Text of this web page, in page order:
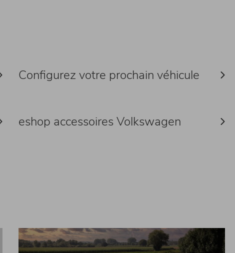
Configurez votre prochain véhicule
eshop accessoires Volkswagen